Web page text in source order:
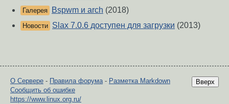
Галерея Bspwm и arch (2018)
Новости Slax 7.0.6 доступен для загрузки (2013)
Вверх
О Сервере - Правила форума- Разметка Markdown
Сообщить об ошибке
https://www.linux.org.ru/